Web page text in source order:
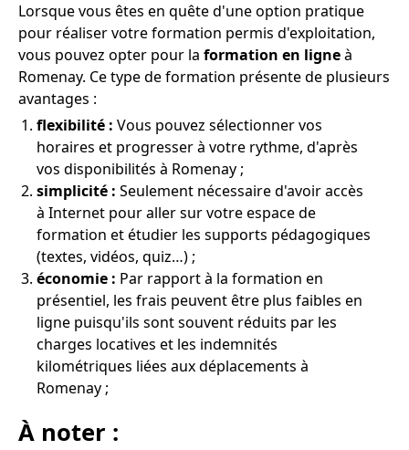
Lorsque vous êtes en quête d'une option pratique
pour réaliser votre formation permis d'exploitation,
vous pouvez opter pour la formation en ligneà
Romenay. Ce type de formation présente de plusieurs
avantages :
flexibilité : Vous pouvez sélectionner vos
horaires et progresser à votre rythme, d'après
vos disponibilités à Romenay ;
simplicité : Seulement nécessaire d'avoir accès
à Internet pour aller sur votre espace de
formation et étudier les supports pédagogiques
(textes, vidéos, quiz…) ;
économie : Par rapport à la formation en
présentiel, les frais peuvent être plus faibles en
ligne puisqu'ils sont souvent réduits par les
charges locatives et les indemnités
kilométriques liées aux déplacements à
Romenay ;
À noter :